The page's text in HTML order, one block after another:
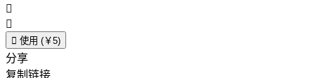


 使用 (￥5)
分享
复制链接